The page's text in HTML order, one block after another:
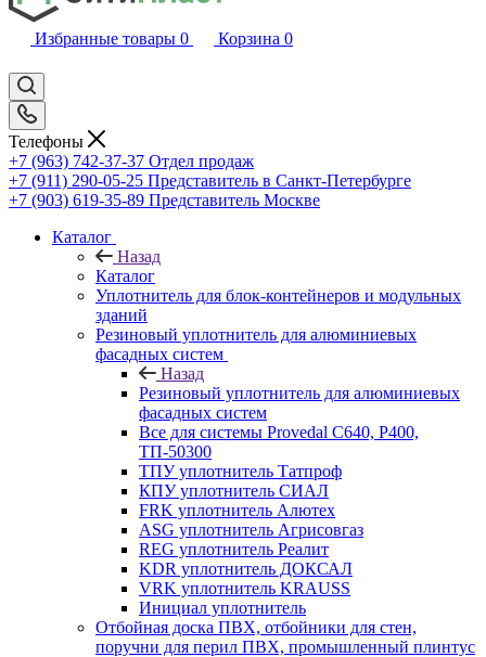
Избранные товары 0 Корзина 0
Телефоны
+7 (963) 742-37-37 Отдел продаж
+7 (911) 290-05-25 Представитель в Санкт-Петербурге
+7 (903) 619-35-89 Представитель Москве
Каталог
Назад
Каталог
Уплотнитель для блок-контейнеров и модульных
зданий
Резиновый уплотнитель для алюминиевых
фасадных систем
Назад
Резиновый уплотнитель для алюминиевых
фасадных систем
Все для системы Provedal С640, Р400,
ТП-50300
ТПУ уплотнитель Татпроф
КПУ уплотнитель СИАЛ
FRK уплотнитель Алютех
ASG уплотнитель Агрисовгаз
REG уплотнитель Реалит
KDR уплотнитель ДОКСАЛ
VRK уплотнитель KRAUSS
Инициал уплотнитель
Отбойная доска ПВХ, отбойники для стен,
поручни для перил ПВХ, промышленный плинтус